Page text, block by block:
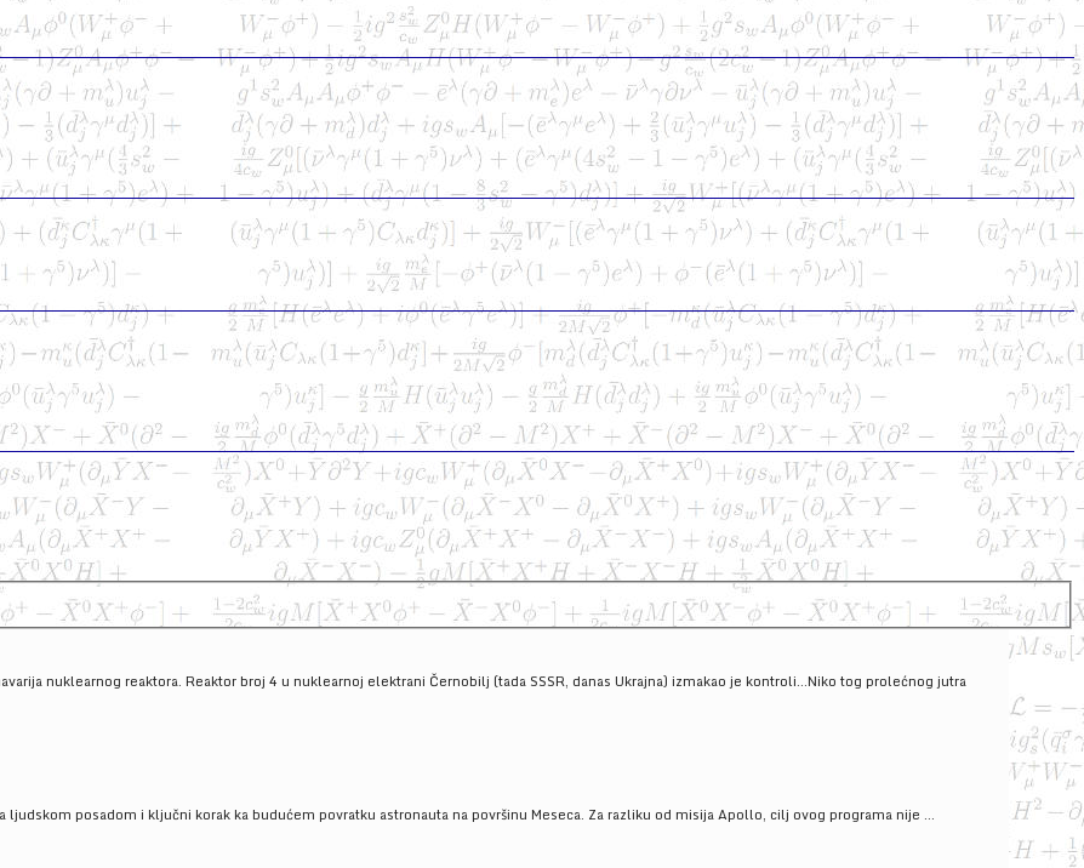
nuklearnog reaktora. Reaktor broj 4 u nuklearnoj elektrani Černobilj (tada SSSR, danas Ukrajna) izmakao je kontroli...Niko tog prolećnog jutra
posadom i ključni korak ka budućem povratku astronauta na površinu Meseca. Za razliku od misija Apollo, cilj ovog programa nije ...